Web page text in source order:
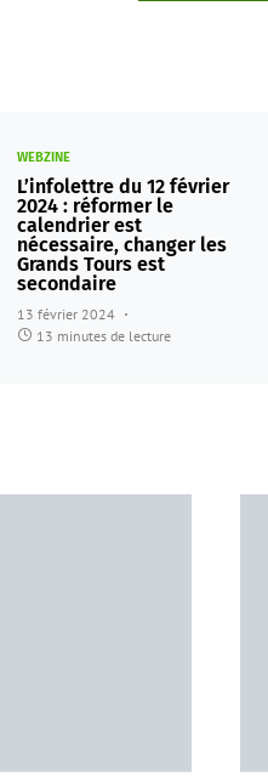
WEBZINE
L’infolettre du 12 février
2024 : réformer le
calendrier est
nécessaire, changer les
Grands Tours est
secondaire
13 février 2024
13 minutes de lecture